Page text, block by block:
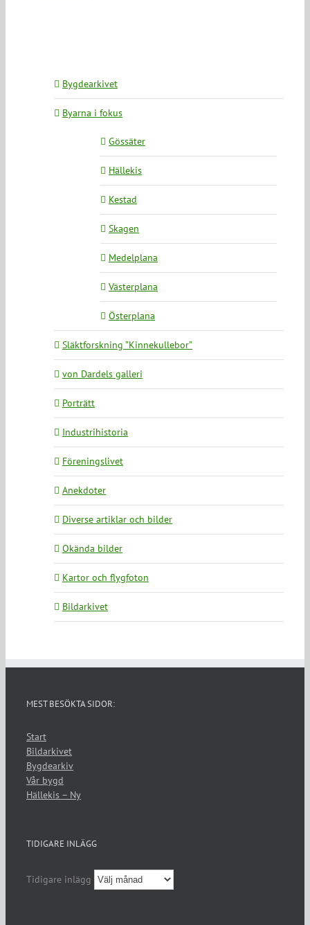
Bygdearkivet
Byarna i fokus
Gössäter
Hällekis
Kestad
Skagen
Medelplana
Västerplana
Österplana
Släktforskning ”Kinnekullebor”
von Dardels galleri
Porträtt
Industrihistoria
Föreningslivet
Anekdoter
Diverse artiklar och bilder
Okända bilder
Kartor och flygfoton
Bildarkivet
MEST BESÖKTA SIDOR:
Start
Bildarkivet
Bygdearkiv
Vår bygd
Hällekis – Ny
TIDIGARE INLÄGG
Tidigare inlägg